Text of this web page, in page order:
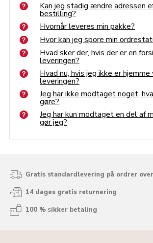
Kan jeg stadig ændre adressen
bestilling?
Hvornår leveres min pakke?
Hvor kan jeg spore min
Hvad sker der, hvis der er en
leveringen?
Hvad nu, hvis jeg ikke er hjemme
leveringen?
Jeg har ikke modtaget noget,
gøre?
Jeg har kun modtaget en del af
gør jeg?
Gratis standardlevering på ordrer
14 dages gratis returnering
100 % sikker betaling